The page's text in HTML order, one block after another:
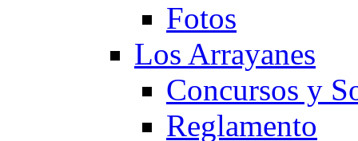
Fotos
Los Arrayanes
Concursos y
Reglamento